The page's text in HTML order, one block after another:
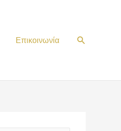
Επικοινωνία Search